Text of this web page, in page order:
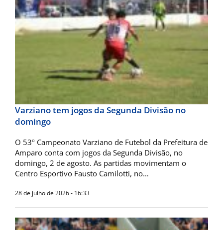
Varziano tem jogos da Segunda Divisão no
domingo
O 53º Campeonato Varziano de Futebol da Prefeitura de
Amparo conta com jogos da Segunda Divisão, no
domingo, 2 de agosto. As partidas movimentam o
Centro Esportivo Fausto Camilotti, no…
28 de julho de 2026 - 16:33